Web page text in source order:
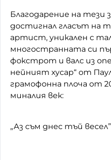
Благодарение на тези
достигнал гласът на
артист, уникален с
многостранната си
фокстрот и валс из
нейният хусар“ от
грамофонна плоча от
миналия век:
„Аз съм днес тъй